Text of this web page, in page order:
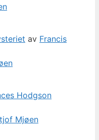
av Francis
Hodgson
Mjøen